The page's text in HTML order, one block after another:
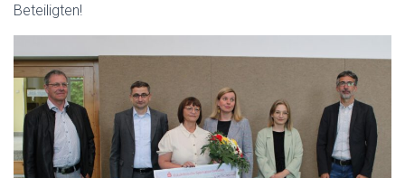
Beteiligten!